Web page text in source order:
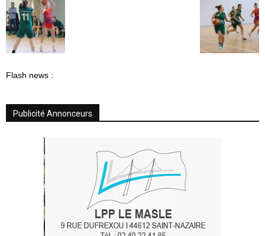
Flash news :
Publicité Annonceurs